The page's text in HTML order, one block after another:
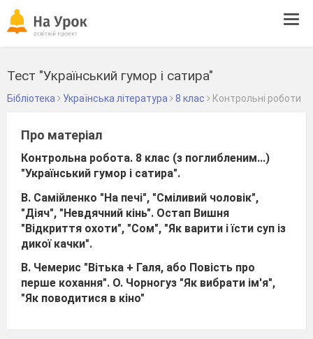
Тест "Український гумор і сатира"
Бібліотека Українська література 8 клас Контрольні роботи
Про матеріал
Контрольна робота. 8 клас (з поглибленим...)
"Український гумор і сатира".
В. Самійленко "На печі", "Сміливий чоловік",
"Діяч", "Невдячний кінь". Остап Вишня
"Відкриття охоти", "Сом", "Як варити і їсти суп із
дикої качки".
В. Чемерис "Вітька + Галя, або Повість про
перше кохання". О. Чорногуз "Як вибрати ім'я",
"Як поводитися в кіно"